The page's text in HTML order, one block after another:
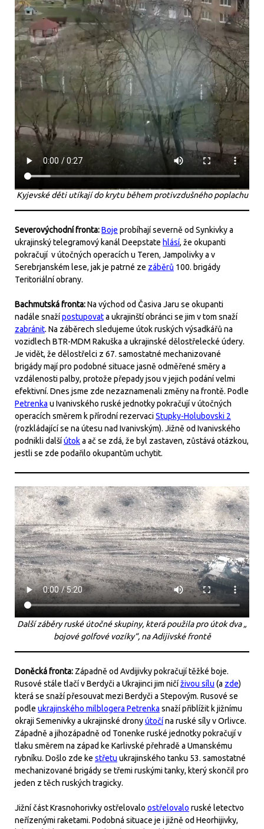
Kyjevské děti utíkají do krytu během protivzdušného poplachu
Severovýchodní fronta:Boje probíhají severně od Synkivky a
ukrajinský telegramový kanál Deepstate hlásí, že okupanti
pokračují v útočných operacích u Teren, Jampolivky a v
Serebrjanském lese, jak je patrné ze záběrů 100. brigády
Teritoriální obrany.
Bachmutská fronta:Na východ od Časiva Jaru se okupanti
nadále snažípostupovata ukrajinští obránci se jim v tom snaží
zabránit. Na záběrech sledujeme útok ruských výsadkářů na
vozidlech BTR-MDM Rakuška a ukrajinské dělostřelecké údery.
Je vidět, že dělostřelci z 67. samostatné mechanizované
brigády mají pro podobné situace jasně odměřené směry a
vzdálenosti palby, protože přepady jsou v jejich podání velmi
efektivní. Dnes jsme zde nezaznamenali změny na frontě. Podle
Petrenka u Ivanivského ruské jednotky pokračují v útočných
operacích směrem k přírodní rezervaciStupky-Holubovski 2
(rozkládající se na útesu nad Ivanivským). Jižně od Ivanivského
podnikli dalšíútoka ač se zdá, že byl zastaven, zůstává otázkou,
jestli se zde podařilo okupantům uchytit.
Další záběry ruské útočné skupiny, která použila pro útok dva „
bojové golfové vozíky“, na Adijivské frontě
Doněcká fronta: Západně od Avdijivky pokračují těžké boje.
Rusové stále tlačí v Berdyči a Ukrajinci jim ničíživou sílu (a zde)
která se snaží přesouvat mezi Berdyči a Stepovým. Rusové se
podle ukrajinského milblogera Petrenka snaží přiblížit k jižnímu
okraji Semenivky a ukrajinské dronyútočína ruské síly v Orlivce.
Západně a jihozápadně od Tonenke ruské jednotky pokračují v
tlaku směrem na západ ke Karlivské přehradě a Umanskému
rybníku. Došlo zde ke střetu ukrajinského tanku 53. samostatné
mechanizované brigády se třemi ruskými tanky, který skončil pro
jeden z těch ruských tragicky.
Jižní část Krasnohorivky ostřelovalo ostřelovalo ruské letectvo
neřízenými raketami. Podobná situace je i jižně od Heorhijivky,